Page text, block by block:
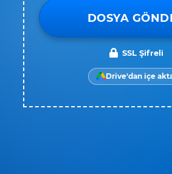
DOSYA
SSL Şifreli
Drive'dan içe